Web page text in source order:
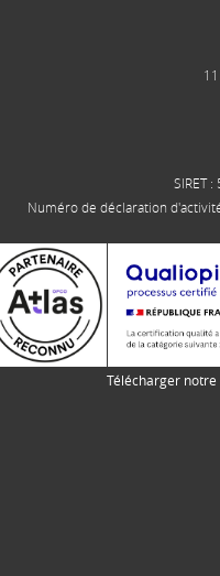
SIRET
Numéro de déclaration
Télécharger